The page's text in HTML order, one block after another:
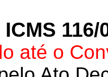
116/
até o